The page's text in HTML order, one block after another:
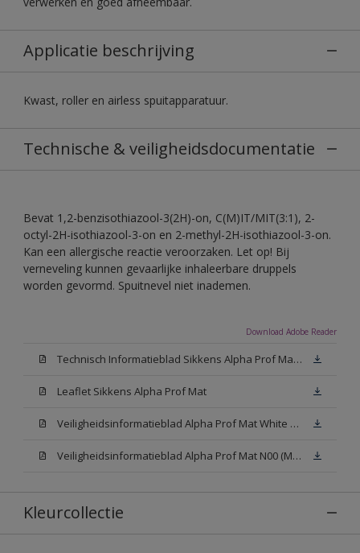
Applicatie beschrijving
Kwast, roller en airless spuitapparatuur.
Technische & veiligheidsdocumentatie
Bevat 1,2-benzisothiazool-3(2H)-on, C(M)IT/MIT(3:1), 2-
octyl-2H-isothiazool-3-on en 2-methyl-2H-isothiazool-3-on.
Kan een allergische reactie veroorzaken. Let op! Bij
verneveling kunnen gevaarlijke inhaleerbare druppels
worden gevormd. Spuitnevel niet inademen.
Download Adobe Reader
Technisch Informatieblad Sikkens Alpha Prof Mat(PDF)
Leaflet Sikkens Alpha Prof Mat
Veiligheidsinformatieblad Alpha Prof Mat White W05 (MSDS)
Veiligheidsinformatieblad Alpha Prof Mat N00 (MSDS)
Kleurcollectie